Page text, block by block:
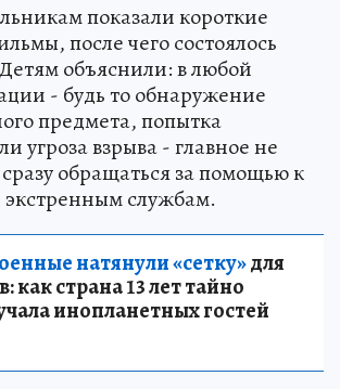
показали короткие
после чего состоялось
объяснили: в любой
- будь то обнаружение
предмета, попытка
угроза взрыва - главное не
обращаться за помощью к
службам.
натянули «сетку»для
как страна 13 лет тайно
инопланетных гостей